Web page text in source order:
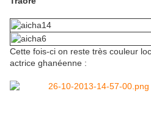
Cette fois-ci on reste très couleur
actrice ghanéenne :